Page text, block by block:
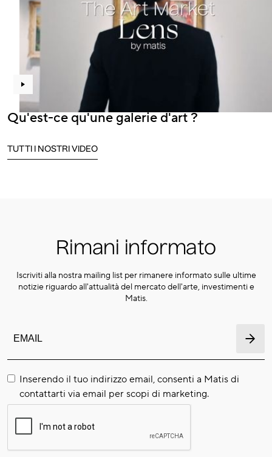
Qu'est-ce qu'une galerie d'art ?
TUTTI I NOSTRI VIDEO
Rimani informato
Iscriviti alla nostra mailing list per rimanere informato sulle ultime
notizie riguardo all'attualità del mercato dell'arte, investimenti e
Matis.
Inserendo il tuo indirizzo email, consenti a Matis di
contattarti via email per scopi di marketing.